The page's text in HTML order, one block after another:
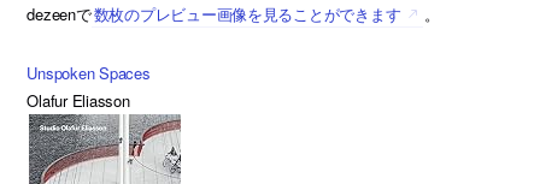
dezeenで数枚のプレビュー画像を見ることができます 。
Unspoken Spaces
Olafur Eliasson